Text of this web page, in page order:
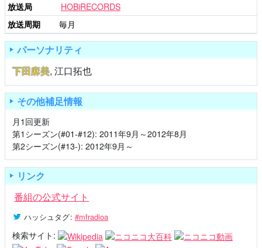
放送局
HOBiRECORDS
放送周期
毎月
パーソナリティ
下田麻美, 江口拓也
その他補足情報
月1回更新
第1シーズン(#01-#12): 2011年9月～2012年8月
第2シーズン(#13-): 2012年9月～
リンク
番組の公式サイト
ハッシュタグ: #mfradioa
検索サイト: